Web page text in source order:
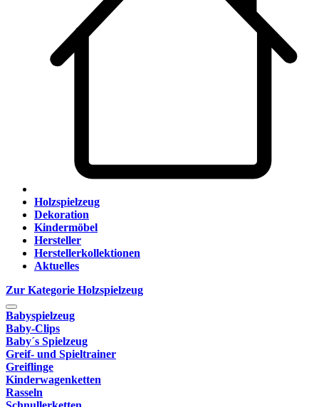
Holzspielzeug
Dekoration
Kindermöbel
Hersteller
Herstellerkollektionen
Aktuelles
Zur Kategorie Holzspielzeug
Babyspielzeug
Baby-Clips
Baby´s Spielzeug
Greif- und Spieltrainer
Greiflinge
Kinderwagenketten
Rasseln